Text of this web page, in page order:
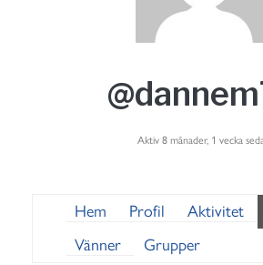
Aktiv 8 månader, 1 vecka
Hem Profil Aktivitet
Vänner
Grupper